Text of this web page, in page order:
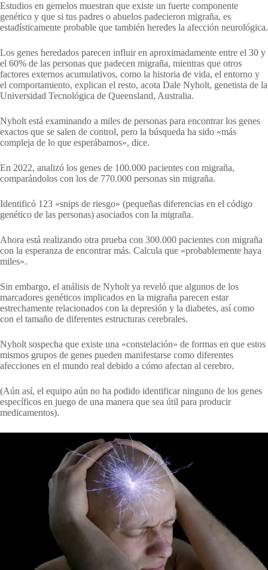
Estudios en gemelos muestran que existe un fuerte componente
genético y que si tus padres o abuelos padecieron migraña, es
estadísticamente probable que también heredes la afección neurológica.
Los genes heredados parecen influir en aproximadamente entre el 30 y
el 60% de las personas que padecen migraña, mientras que otros
factores externos acumulativos, como la historia de vida, el entorno y
el comportamiento, explican el resto, acota Dale Nyholt, genetista de la
Universidad Tecnológica de Queensland, Australia.
Nyholt está examinando a miles de personas para encontrar los genes
exactos que se salen de control, pero la búsqueda ha sido «más
compleja de lo que esperábamos», dice.
En 2022, analizó los genes de 100.000 pacientes con migraña,
comparándolos con los de 770.000 personas sin migraña.
Identificó 123 «snips de riesgo» (pequeñas diferencias en el código
genético de las personas) asociados con la migraña.
Ahora está realizando otra prueba con 300.000 pacientes con migraña
con la esperanza de encontrar más. Calcula que «probablemente haya
miles».
Sin embargo, el análisis de Nyholt ya reveló que algunos de los
marcadores genéticos implicados en la migraña parecen estar
estrechamente relacionados con la depresión y la diabetes, así como
con el tamaño de diferentes estructuras cerebrales.
Nyholt sospecha que existe una «constelación» de formas en que estos
mismos grupos de genes pueden manifestarse como diferentes
afecciones en el mundo real debido a cómo afectan al cerebro.
(Aún así, el equipo aún no ha podido identificar ninguno de los genes
específicos en juego de una manera que sea útil para producir
medicamentos).